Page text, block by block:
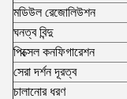
মডিউল রেজোলিউশন
ঘনত্ব বিন্দু
পিক্সেল কনফিগারেশন
সেরা দর্শন দূরত্ব
চালানোর ধরণ